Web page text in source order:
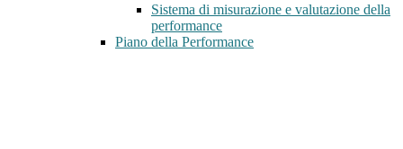
Sistema di misurazione e valutazione della
performance
Piano della Performance